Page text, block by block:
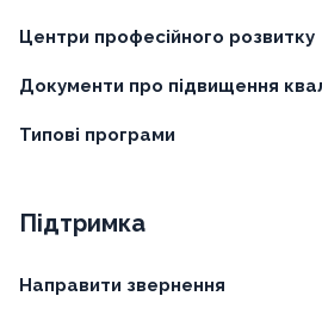
Центри професійного розвитку
Документи про підвищення
Типові програми
Підтримка
Направити звернення